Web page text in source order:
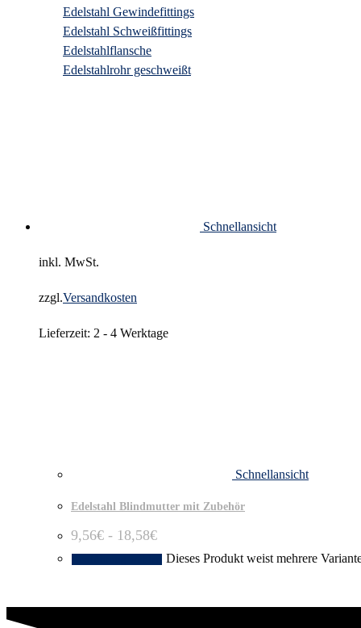
Edelstahl Gewindefittings
Edelstahl Schweißfittings
Edelstahlflansche
Edelstahlrohr geschweißt
Schnellansicht
inkl. MwSt.
zzgl.Versandkosten
Lieferzeit: 2 - 4 Werktage
Schnellansicht
Edelstahl Blindmutter mit Zubehör
9,56€ - 18,58€
Dieses Produkt weist mehrere